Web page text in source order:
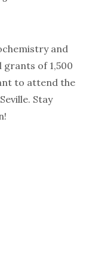
and
of 1,500
to attend the
Stay